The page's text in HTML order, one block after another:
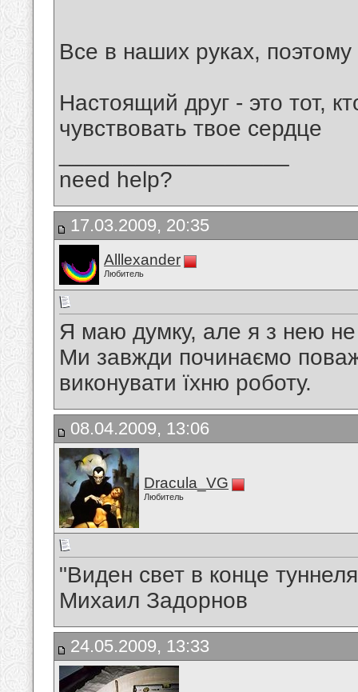
Все в наших руках, поэтому
Настоящий друг - это тот,
чувствовать твое сердце
need help?
17.03.2009, 20:35
Alllexander
Любитель
Я маю думку, але я з нею не
Ми завжди починаємо
виконувати їхню роботу.
08.04.2009, 13:06
Dracula_VG
Любитель
"Виден свет в конце
Михаил Задорнов
24.05.2009, 13:33